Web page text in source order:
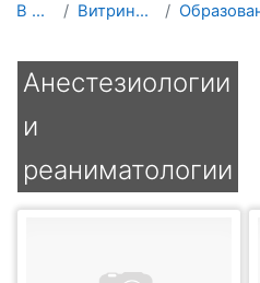
В начало Витрина курсов 3KL
Анестезиологии
и
реаниматологии